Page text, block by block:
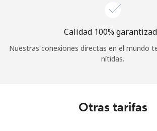
Calidad 100%
Nuestras conexiones directas en el mundo
nítidas.
Otras tarifas